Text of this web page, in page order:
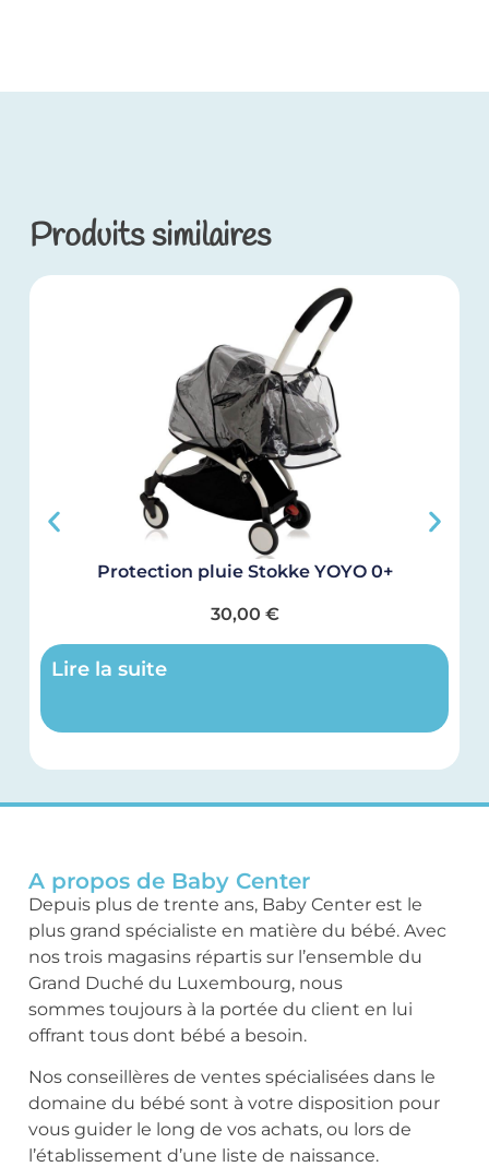
Produits similaires
Protection pluie Stokke YOYO 0+
30,00 €
Lire la suite
A propos de Baby Center
Depuis plus de trente ans, Baby Center est le
plus grand spécialiste en matière du bébé. Avec
nos trois magasins répartis sur l’ensemble du
Grand Duché du Luxembourg, nous
sommes toujours à la portée du client en lui
offrant tous dont bébé a besoin.
Nos conseillères de ventes spécialisées dans le
domaine du bébé sont à votre disposition pour
vous guider le long de vos achats, ou lors de
l’établissement d’une liste de naissance.